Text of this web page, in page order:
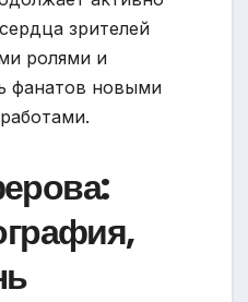
зрителей
ролями и
фанатов новыми